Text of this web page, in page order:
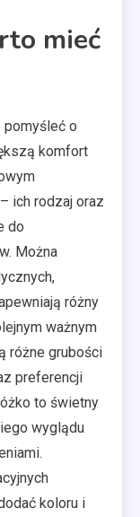
mieć
pomyśleć o
komfort
ich rodzaj oraz
do
Można
różny
ważnym
różne grubości
preferencji
to świetny
wyglądu
koloru i